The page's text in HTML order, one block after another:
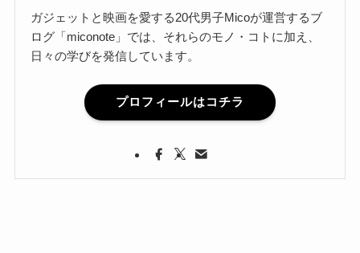
ガジェットと映画を愛する20代男子Micoが運営するブ
ログ「miconote」では、それらのモノ・コトに加え、
日々の学びを発信しています。
プロフィールはコチラ